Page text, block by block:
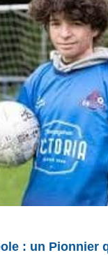
: un Pionnier